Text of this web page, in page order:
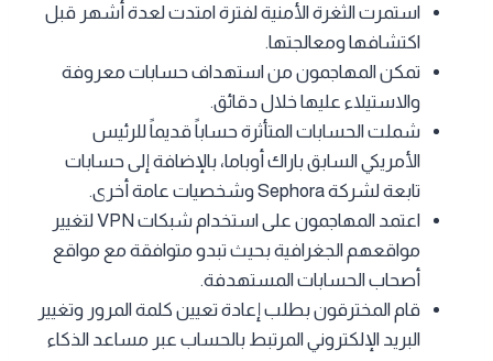
استمرت الثغرة الأمنية لفترة امتدت لعدة أشهر قبل
اكتشافها ومعالجتها.
تمكن المهاجمون من استهداف حسابات معروفة
والاستيلاء عليها خلال دقائق.
شملت الحسابات المتأثرة حساباً قديماً للرئيس
الأمريكي السابق باراك أوباما، بالإضافة إلى حسابات
تابعة لشركة Sephora وشخصيات عامة أخرى.
اعتمد المهاجمون على استخدام شبكات VPN لتغيير
مواقعهم الجغرافية بحيث تبدو متوافقة مع مواقع
أصحاب الحسابات المستهدفة.
قام المخترقون بطلب إعادة تعيين كلمة المرور وتغيير
البريد الإلكتروني المرتبط بالحساب عبر مساعد الذكاء